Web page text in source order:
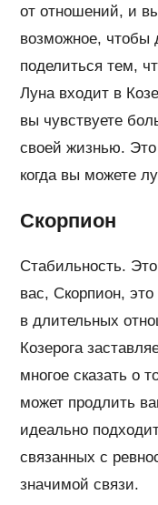
от отношений, и
возможное, чтобы
поделиться тем,
Луна входит в
вы чувствуете
своей жизнью.
когда вы можете
Скорпион
Стабильность.
вас, Скорпион,
в длительных
Козерога
многое сказать о
может продлить
идеально
связанных с
значимой связи.